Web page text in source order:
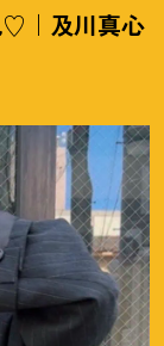
♡｜及川真心